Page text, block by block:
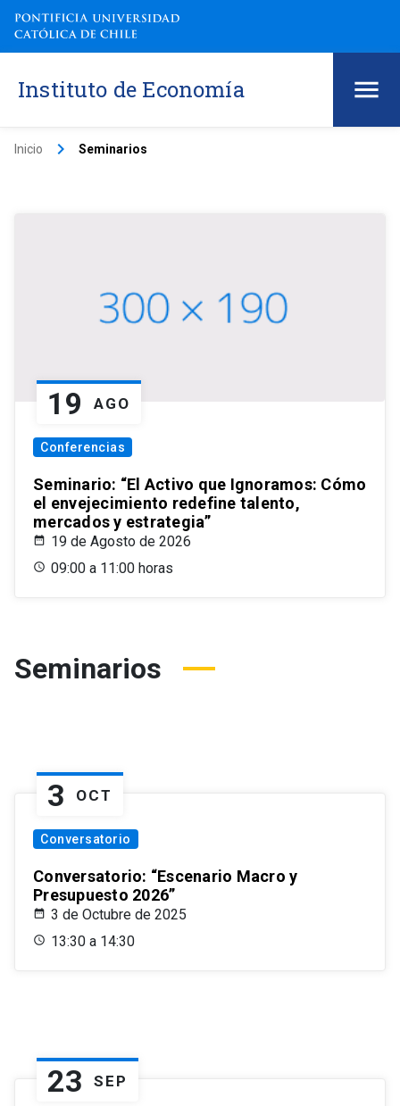
Instituto de Economía
Inicio keyboard_arrow_right Seminarios
19 AGO
Conferencias
Seminario: “El Activo que Ignoramos: Cómo
el envejecimiento redefine talento,
mercados y estrategia”
19 de Agosto de 2026
09:00 a 11:00 horas
Seminarios
3 OCT
Conversatorio
Conversatorio: “Escenario Macro y
Presupuesto 2026”
3 de Octubre de 2025
13:30 a 14:30
23 SEP